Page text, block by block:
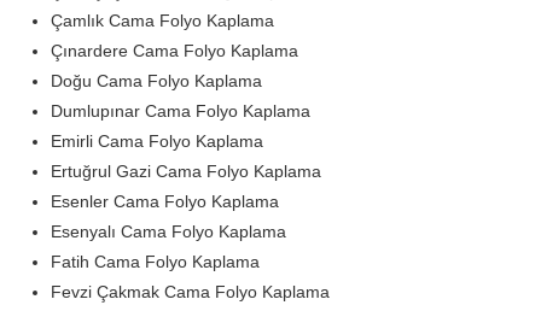
Çamlık Cama Folyo Kaplama
Çınardere Cama Folyo Kaplama
Doğu Cama Folyo Kaplama
Dumlupınar Cama Folyo Kaplama
Emirli Cama Folyo Kaplama
Ertuğrul Gazi Cama Folyo Kaplama
Esenler Cama Folyo Kaplama
Esenyalı Cama Folyo Kaplama
Fatih Cama Folyo Kaplama
Fevzi Çakmak Cama Folyo Kaplama